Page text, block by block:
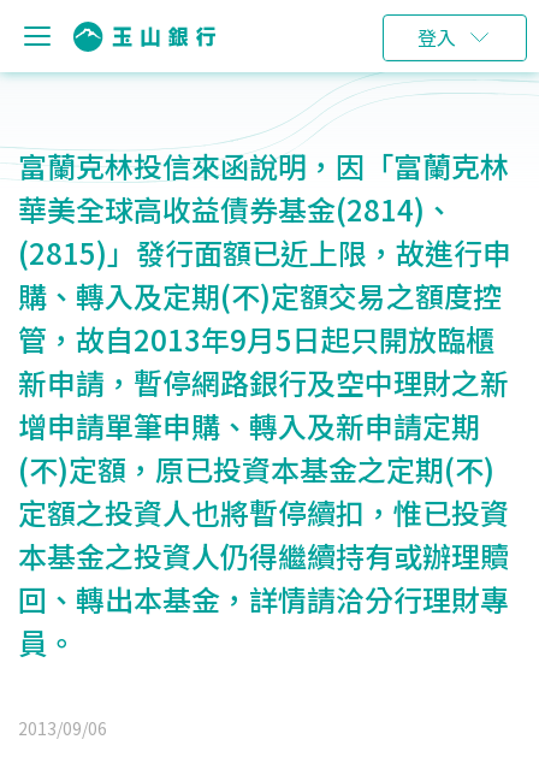
登入
富蘭克林投信來函說明，因「富蘭克林
華美全球高收益債券基金(2814)、
(2815)」發行面額已近上限，故進行申
購、轉入及定期(不)定額交易之額度控
管，故自2013年9月5日起只開放臨櫃
新申請，暫停網路銀行及空中理財之新
增申請單筆申購、轉入及新申請定期
(不)定額，原已投資本基金之定期(不)
定額之投資人也將暫停續扣，惟已投資
本基金之投資人仍得繼續持有或辦理贖
回、轉出本基金，詳情請洽分行理財專
員。
2013/09/06